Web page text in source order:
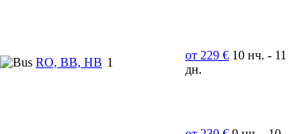
RO, BB, HB 1
от 229 € 10 нч. - 11
дн.